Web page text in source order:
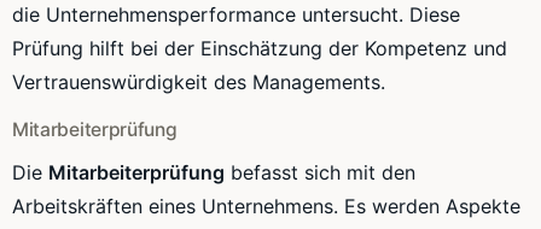
die Unternehmensperformance untersucht. Diese
Prüfung hilft bei der Einschätzung der Kompetenz und
Vertrauenswürdigkeit des Managements.
Mitarbeiterprüfung
Die Mitarbeiterprüfung befasst sich mit den
Arbeitskräften eines Unternehmens. Es werden Aspekte